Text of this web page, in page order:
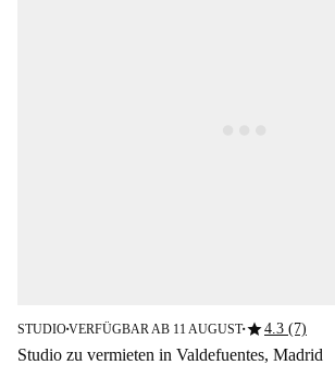
STUDIO■VERFÜGBAR AB 11 AUGUST■star4.3 (7)
Studio zu vermieten in Valdefuentes, Madrid